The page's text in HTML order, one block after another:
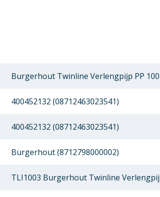
Burgerhout Twinline Verlengpijp PP 100
400452132 (08712463023541)
400452132 (08712463023541)
Burgerhout (8712798000002)
TLI1003 Burgerhout Twinline